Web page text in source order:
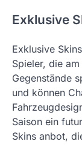
Exklusive
Exklusive
Spieler, die
Gegenstände
und können
Saison ein
Skins anbot,